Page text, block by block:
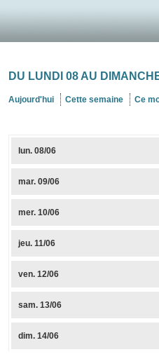
DU LUNDI 08 AU
Aujourd'hui Cette semaine Ce
lun.08/06
mar.09/06
mer.10/06
jeu.11/06
ven.12/06
sam.13/06
dim.14/06